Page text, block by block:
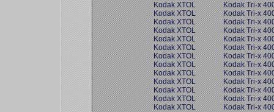
Kodak XTOL
Kodak Tri-x
Kodak XTOL
Kodak Tri-x
Kodak XTOL
Kodak Tri-x
Kodak XTOL
Kodak Tri-x
Kodak XTOL
Kodak Tri-x
Kodak XTOL
Kodak Tri-x
Kodak XTOL
Kodak Tri-x
Kodak XTOL
Kodak Tri-x
Kodak XTOL
Kodak Tri-x
Kodak XTOL
Kodak Tri-x
Kodak XTOL
Kodak Tri-x
Kodak XTOL
Kodak Tri-x
Kodak XTOL
Kodak Tri-x